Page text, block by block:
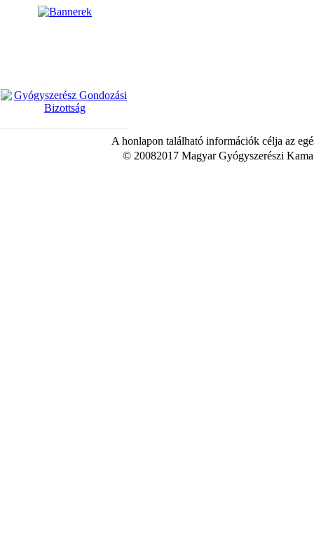
A honlapon található információk célja az
© 20082017 Magyar Gyógyszerészi